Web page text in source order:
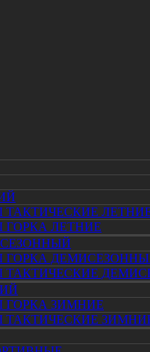
ЛЕТНИЕ
ЗИМНИЕ